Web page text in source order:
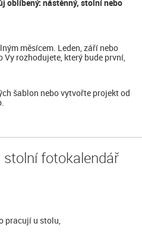
oblíbený: nástěnný, stolní nebo
měsícem. Leden, září nebo
Vy rozhodujete, který bude první,
šablon nebo vytvořte projekt od
stolní fotokalendář
pracují u stolu,